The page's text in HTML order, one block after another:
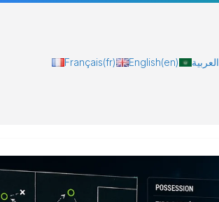
Français(fr) English(en) العربية